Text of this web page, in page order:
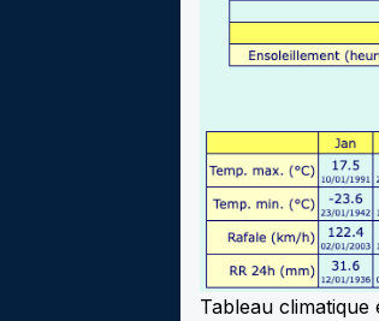
Tableau